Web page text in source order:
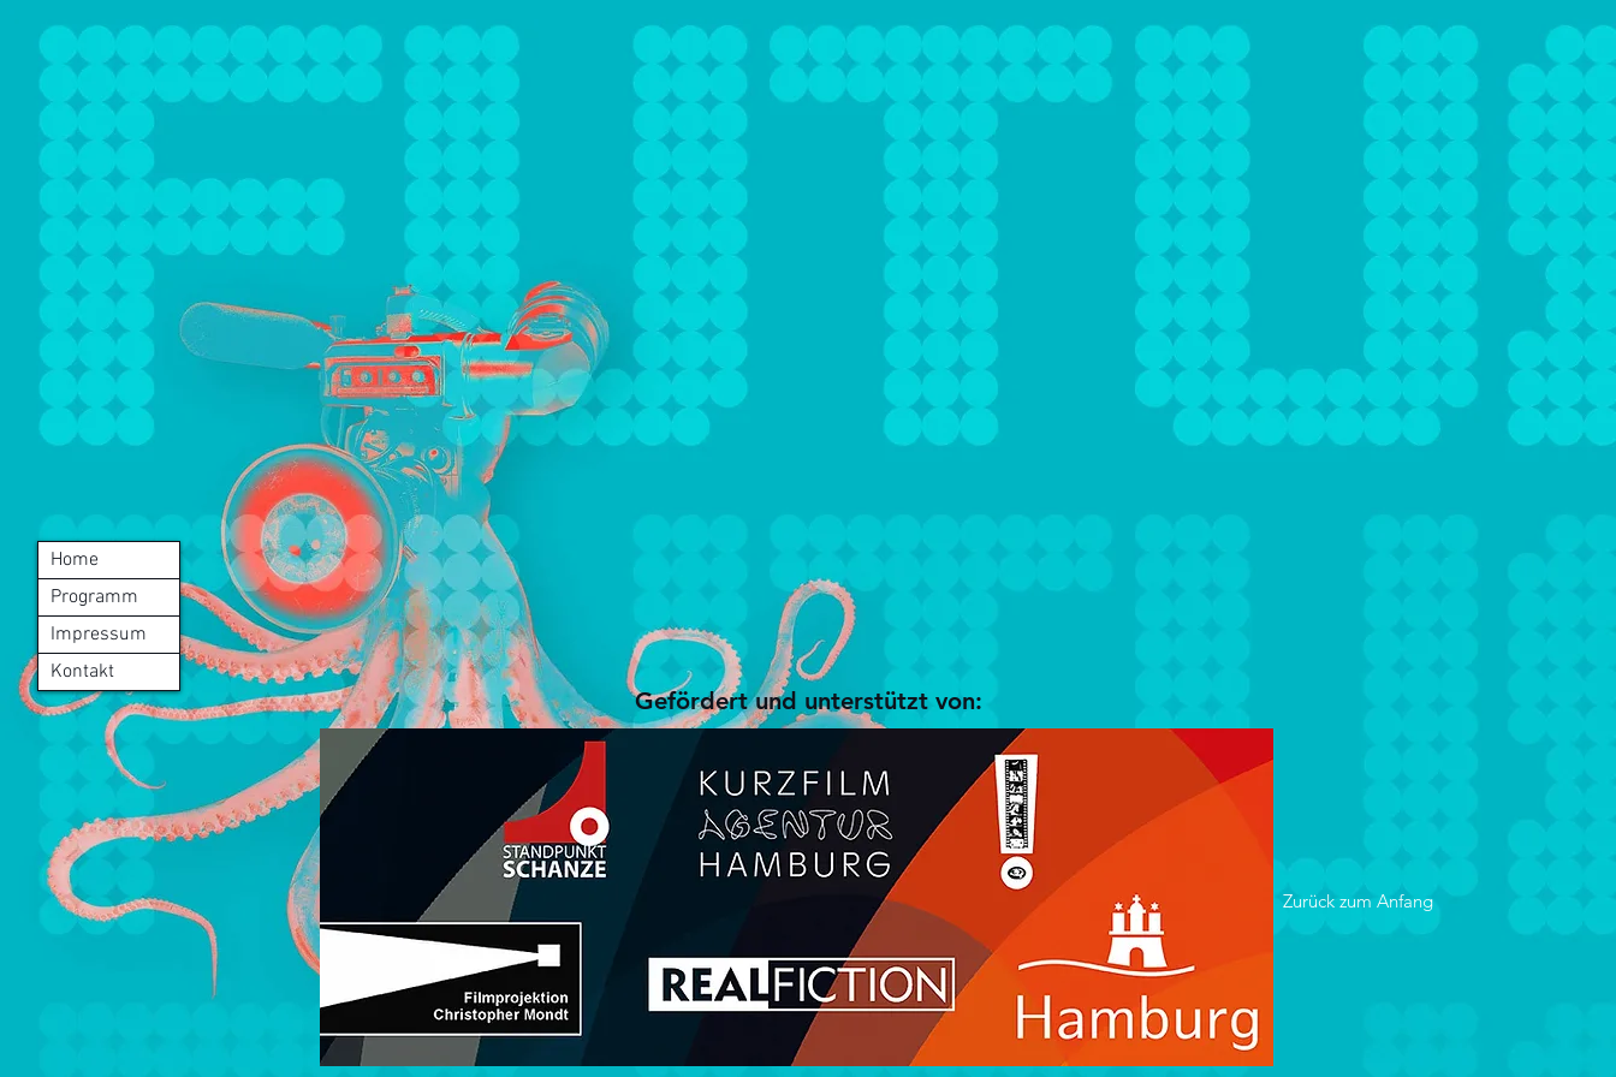
Home
Programm
Impressum
Kontakt
Gefördert und unterstützt von:
Zurück zum Anfang
© 2024 Futur8